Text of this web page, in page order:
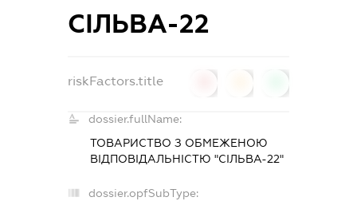
СІЛЬВА-22
riskFactors.title
dossier.fullName:
ТОВАРИСТВО З ОБМЕЖЕНОЮ
ВІДПОВІДАЛЬНІСТЮ "СІЛЬВА-22"
dossier.opfSubType: